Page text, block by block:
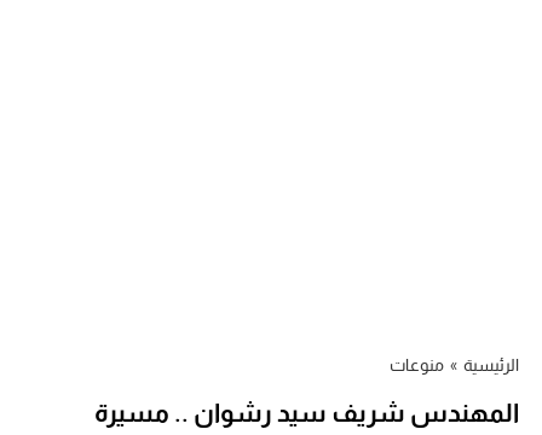
الرئيسية » منوعات
المهندس شريف سيد رشوان .. مسيرة